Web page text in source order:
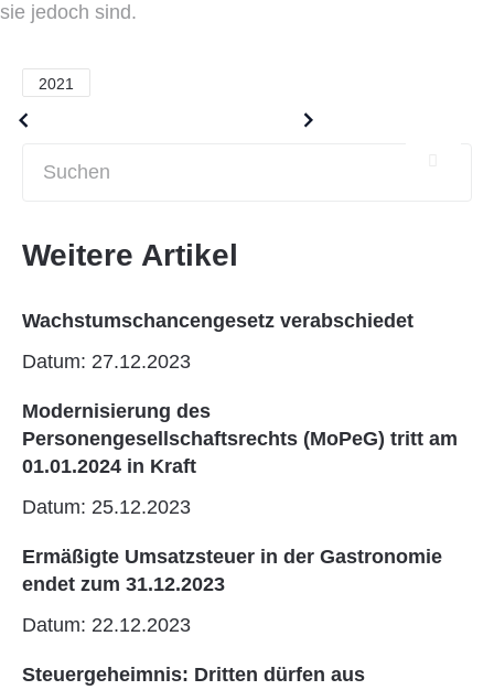
sie jedoch sind.
2021
Weitere Artikel
Wachstumschancengesetz verabschiedet
Datum: 27.12.2023
Modernisierung des
Personengesellschaftsrechts (MoPeG) tritt am
01.01.2024 in Kraft
Datum: 25.12.2023
Ermäßigte Umsatzsteuer in der Gastronomie
endet zum 31.12.2023
Datum: 22.12.2023
Steuergeheimnis: Dritten dürfen aus